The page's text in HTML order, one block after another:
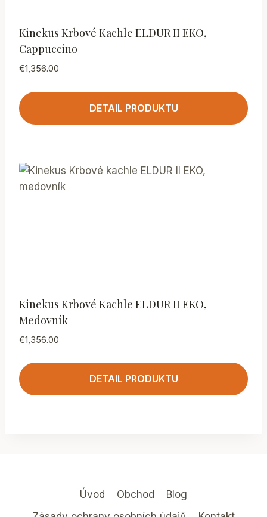
Kinekus Krbové Kachle ELDUR II EKO,
Cappuccino
€1,356.00
DETAIL PRODUKTU
Kinekus Krbové Kachle ELDUR II EKO,
Medovník
€1,356.00
DETAIL PRODUKTU
Úvod Obchod
Blog